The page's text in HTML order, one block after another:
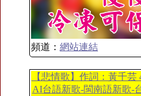
頻道： 網站連結
【悲情歌】作詞：黃千
AI台語新歌-閩南語新歌-